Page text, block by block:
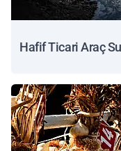
Hafif Ticari Araç